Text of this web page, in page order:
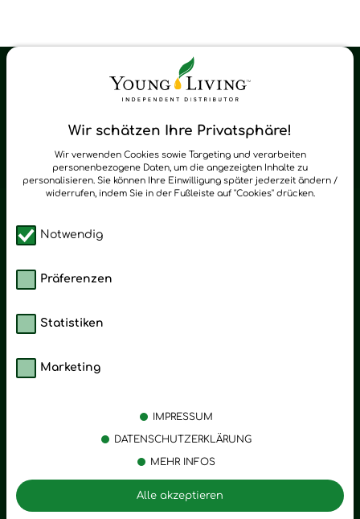
Wir schätzen Ihre Privatsphäre!
Wir verwenden Cookies sowie Targeting und verarbeiten
personenbezogene Daten, um die angezeigten Inhalte zu
personalisieren. Sie können Ihre Einwilligung später jederzeit ändern /
widerrufen, indem Sie in der Fußleiste auf "Cookies" drücken.
Notwendig
Präferenzen
Statistiken
Marketing
IMPRESSUM
DATENSCHUTZERKLÄRUNG
MEHR INFOS
Alle akzeptieren
Young Living Shop-Oil Newsletter
zum Newsletter anmelden
Zuhause
Stress
Entspannung
Trauer
Romantik